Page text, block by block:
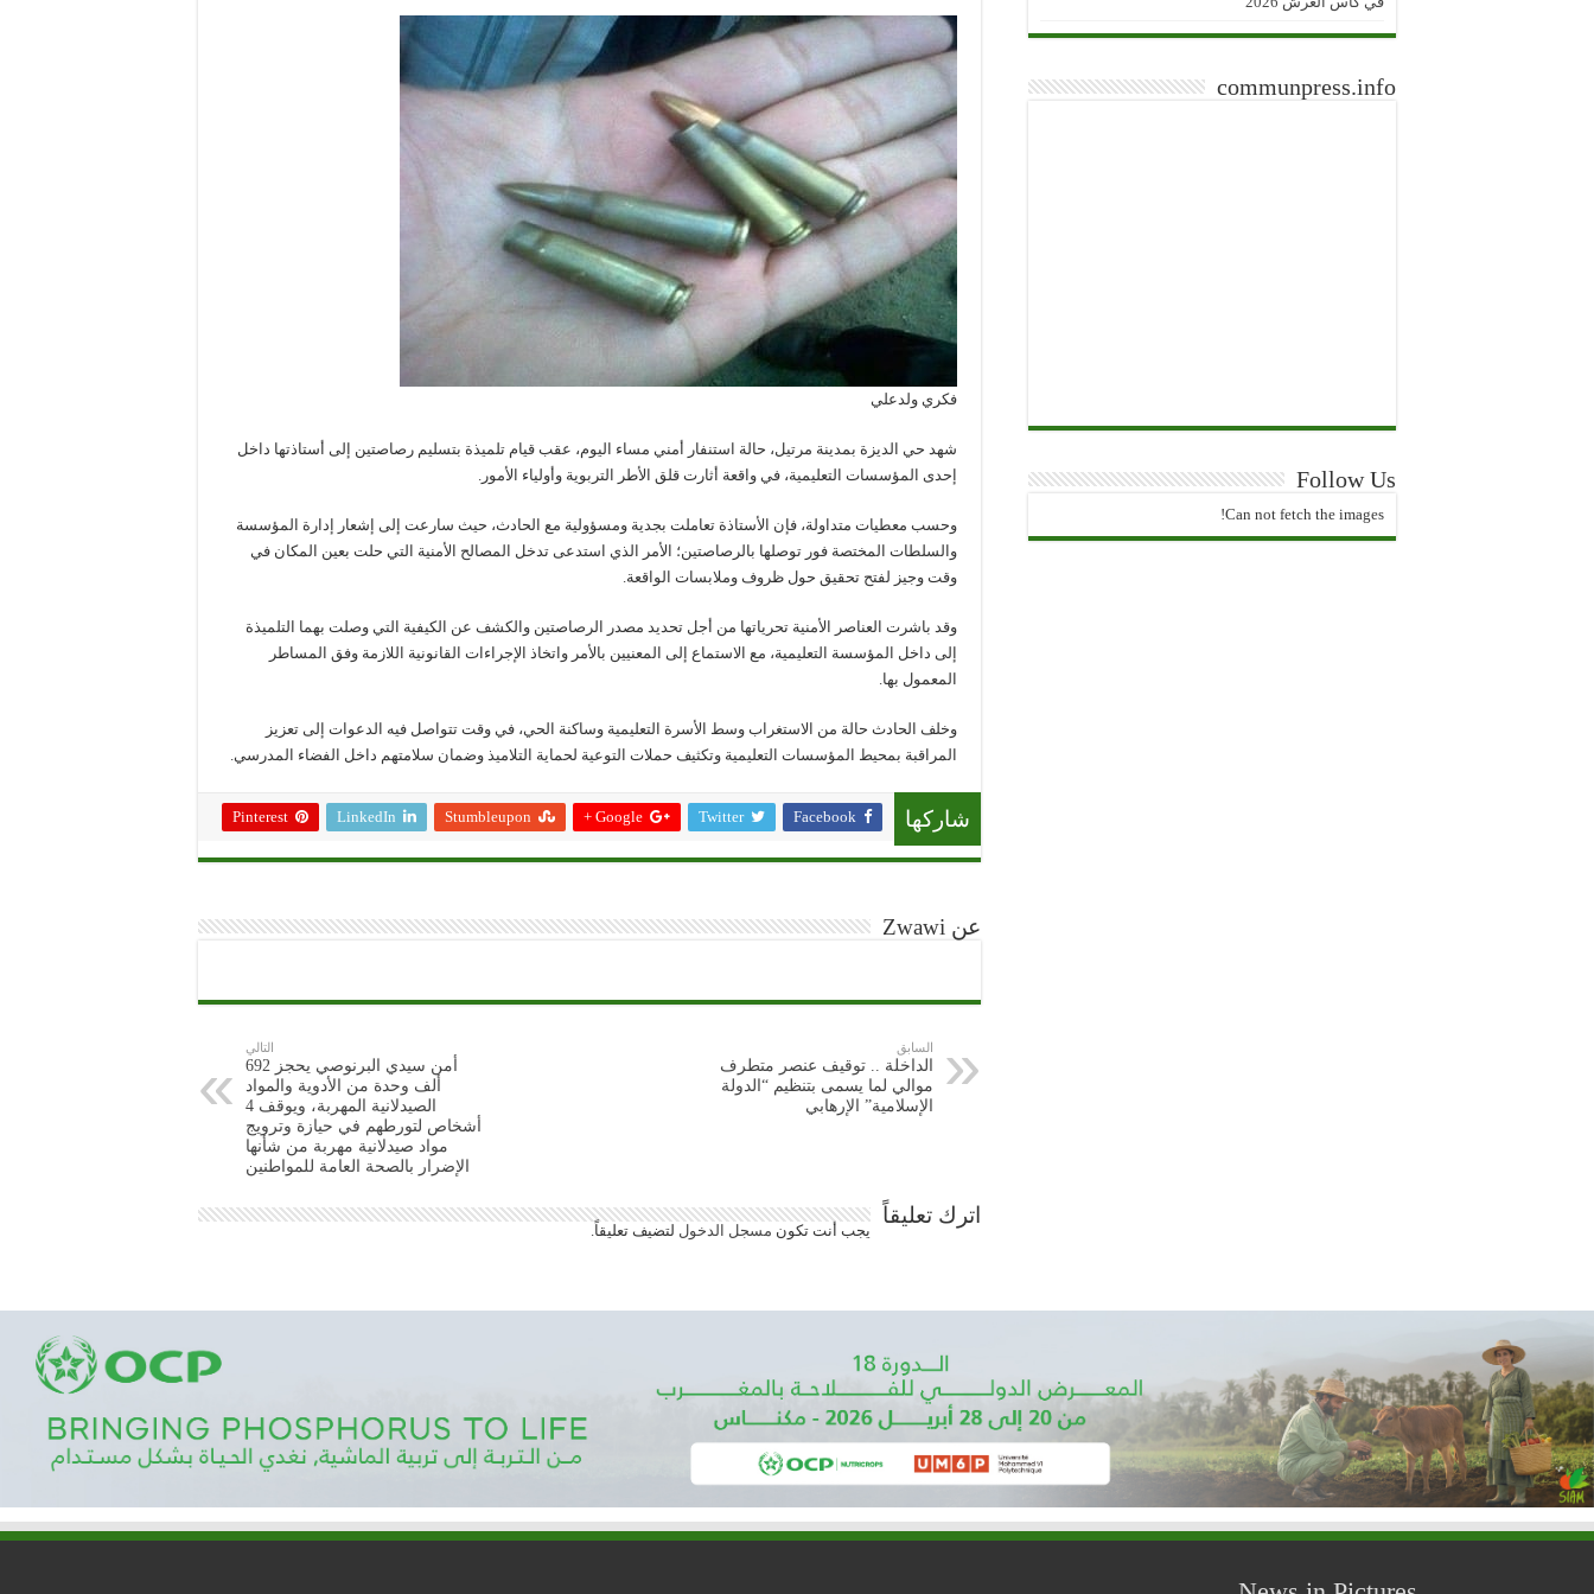
فكري ولدعلي
شهد حي الديزة بمدينة مرتيل، حالة استنفار أمني مساء اليوم، عقب قيام تلميذة بتسليم رصاصتين إلى أستاذتها داخل
إحدى المؤسسات التعليمية، في واقعة أثارت قلق الأطر التربوية وأولياء الأمور.
وحسب معطيات متداولة، فإن الأستاذة تعاملت بجدية ومسؤولية مع الحادث، حيث سارعت إلى إشعار إدارة المؤسسة
والسلطات المختصة فور توصلها بالرصاصتين؛ الأمر الذي استدعى تدخل المصالح الأمنية التي حلت بعين المكان في
وقت وجيز لفتح تحقيق حول ظروف وملابسات الواقعة.
وقد باشرت العناصر الأمنية تحرياتها من أجل تحديد مصدر الرصاصتين والكشف عن الكيفية التي وصلت بهما التلميذة
إلى داخل المؤسسة التعليمية، مع الاستماع إلى المعنيين بالأمر واتخاذ الإجراءات القانونية اللازمة وفق المساطر
المعمول بها.
وخلف الحادث حالة من الاستغراب وسط الأسرة التعليمية وساكنة الحي، في وقت تتواصل فيه الدعوات إلى تعزيز
المراقبة بمحيط المؤسسات التعليمية وتكثيف حملات التوعية لحماية التلاميذ وضمان سلامتهم داخل الفضاء المدرسي.
شاركها Facebook
Twitter
Google +
Stumbleupon
LinkedIn
Pinterest
عن Zwawi
السابق
الداخلة .. توقيف عنصر متطرف
موالي لما يسمى بتنظيم “الدولة
الإسلامية” الإرهابي
التالي
أمن سيدي البرنوصي يحجز 692
ألف وحدة من الأدوية والمواد
الصيدلانية المهربة، ويوقف 4
أشخاص لتورطهم في حيازة وترويج
مواد صيدلانية مهربة من شأنها
الإضرار بالصحة العامة للمواطنين
اترك تعليقاً
يجب أنت تكون مسجل الدخول لتضيف تعليقاً.
communpress.info
Follow Us
Can not fetch the images!